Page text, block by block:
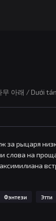
아래 / Dưới
за рыцаря
слова на
Фэнтези Этти